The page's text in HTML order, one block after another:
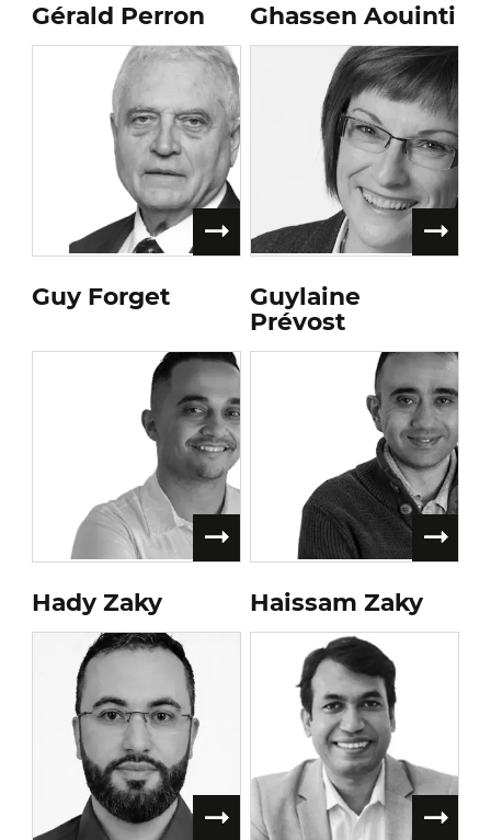
Gérald Perron Ghassen Aouinti
Guy Forget
Guylaine
Prévost
Hady Zaky Haissam Zaky